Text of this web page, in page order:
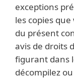
exceptions
les copies
du présent
avis de droits
figurant dans
décompilez